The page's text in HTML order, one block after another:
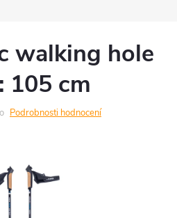
walking hole
105 cm
Podrobnosti hodnocení